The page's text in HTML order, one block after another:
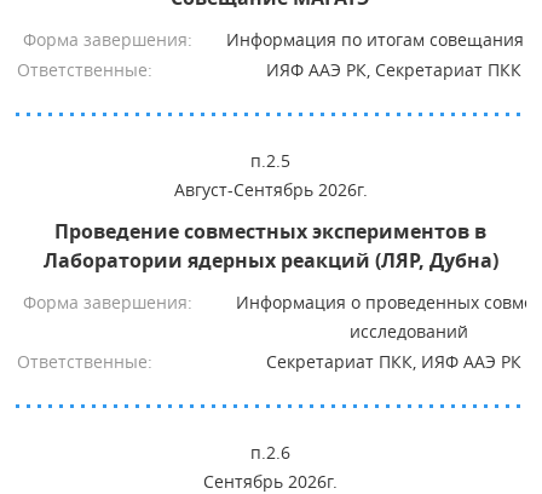
Форма завершения:
Информация по итогам совещания
Ответственные:
ИЯФ ААЭ РК, Секретариат ПКК
п.2.5
Август-Сентябрь 2026г.
Проведение совместных экспериментов в
Лаборатории ядерных реакций (ЛЯР, Дубна)
Форма завершения:
Информация о проведенных
исследований
Ответственные:
Секретариат ПКК, ИЯФ ААЭ РК
п.2.6
Сентябрь 2026г.